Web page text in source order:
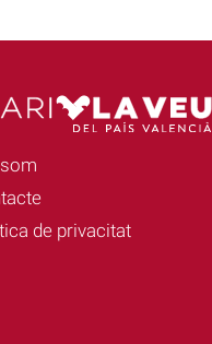
de privacitat